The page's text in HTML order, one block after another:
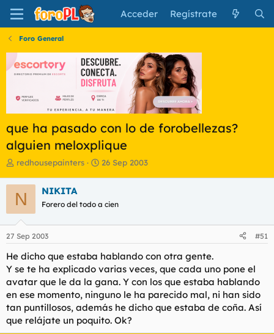
Acceder Regístrate
Foro General
que ha pasado con lo de forobellezas?
alguien meloxplique
I
i
c
i
a
d
o
d
e
l
t
e
a
redhousepainters
F
a
e
i
c
i
o
26 Sep 2003
N NIKITA
Forero del todo a cien
27 Sep 2003 #51
He dicho que estaba hablando con otra gente.
Y se te ha explicado varias veces, que cada uno pone el
avatar que le da la gana. Y con los que estaba hablando
en ese momento, ninguno le ha parecido mal, ni han sido
tan puntillosos, además he dicho que estaba de coña. Así
que relájate un poquito. Ok?